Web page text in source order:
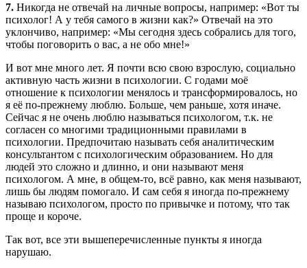
7. Никогда не отвечай на личные вопросы, например: «Вот ты
психолог! А у тебя самого в жизни как?» Отвечай на это
уклончиво, например: «Мы сегодня здесь собрались для того,
чтобы поговорить о вас, а не обо мне!»
И вот мне много лет. Я почти всю свою взрослую, социально
активную часть жизни в психологии. С годами моё
отношение к психологии менялось и трансформировалось, но
я её по-прежнему люблю. Больше, чем раньше, хотя иначе.
Сейчас я не очень люблю называться психологом, т.к. не
согласен со многими традиционными правилами в
психологии. Предпочитаю называть себя аналитическим
консультантом с психологическим образованием. Но для
людей это сложно и длинно, и они называют меня
психологом. А мне, в общем-то, всё равно, как меня называют,
лишь бы людям помогало. И сам себя я иногда по-прежнему
называю психологом, просто по привычке и потому, что так
проще и короче.
Так вот, все эти вышеперечисленные пункты я иногда
нарушаю.